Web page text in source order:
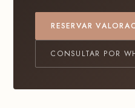
RESERVAR
CONSULTAR POR